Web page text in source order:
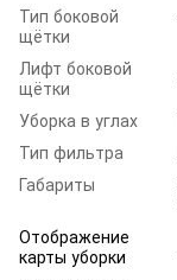
Тип боковой
щётки
Лифт боковой
щётки
Уборка в углах
Тип фильтра
Габариты
Отображение
карты уборки